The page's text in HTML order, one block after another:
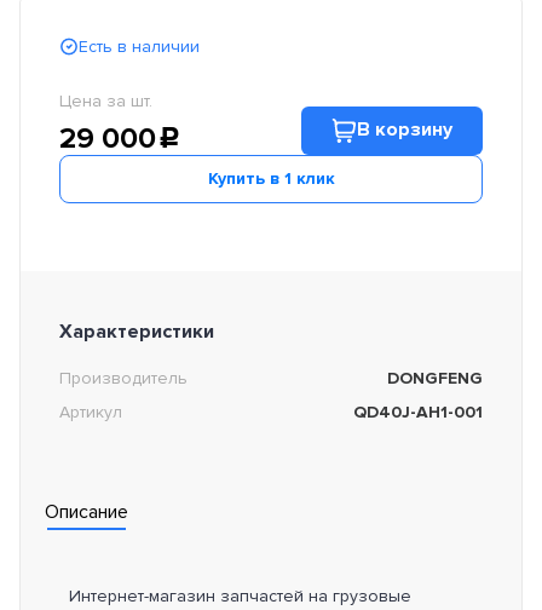
Есть в наличии
Цена за шт.
29 000c В корзину
Купить в 1 клик
Характеристики
Производитель
DONGFENG
Артикул
QD40J-AH1-001
Описание
Интернет-магазин запчастей на грузовые